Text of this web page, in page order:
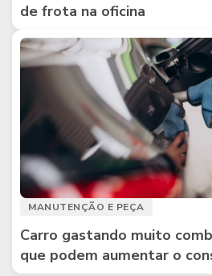
de frota na oficina
MANUTENÇÃO E PEÇA
Carro gastando muito
que podem aumentar o